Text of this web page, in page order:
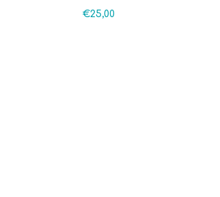
€25,00